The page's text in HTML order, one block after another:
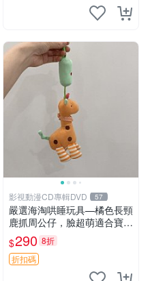
影視動漫CD專輯DVD 57
嚴選海淘哄睡玩具—橘色長頸
鹿抓周公仔，臉超萌適合寶寶
陪伴，中古略有使用痕跡 橘
色 長頸鹿 抓周
$290 8折
折扣碼